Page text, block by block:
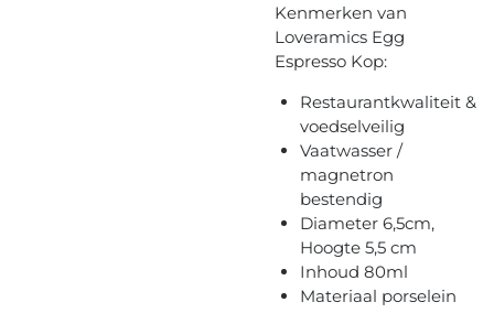
Kenmerken van
Loveramics Egg
Espresso Kop:
Restaurantkwaliteit &
voedselveilig
Vaatwasser /
magnetron
bestendig
Diameter 6,5cm,
Hoogte 5,5 cm
Inhoud 80ml
Materiaal porselein